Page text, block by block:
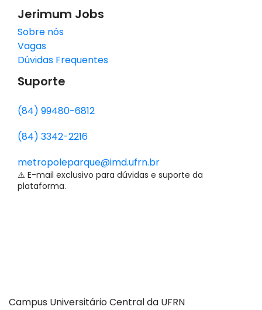
Jerimum Jobs
Sobre nós
Vagas
Dúvidas Frequentes
Suporte
(84) 99480-6812
(84) 3342-2216
metropoleparque@imd.ufrn.br
⚠️ E-mail exclusivo para dúvidas e suporte da
plataforma.
Campus Universitário Central da UFRN